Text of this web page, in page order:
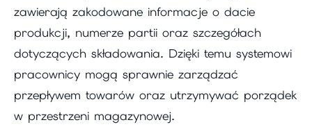
zawierają zakodowane informacje o dacie
produkcji, numerze partii oraz szczegółach
dotyczących składowania. Dzięki temu systemowi
pracownicy mogą sprawnie zarządzać
przepływem towarów oraz utrzymywać porządek
w przestrzeni magazynowej.